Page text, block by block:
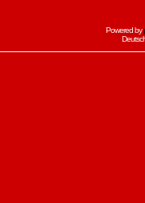
Powered by